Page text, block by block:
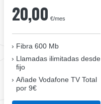
20,00 €/mes
Fibra 600 Mb
Llamadas ilimitadas desde
fijo
Añade Vodafone TV Total
por 9€